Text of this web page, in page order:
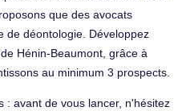
que des avocats
de déontologie. Développez
Hénin-Beaumont, grâce à
au minimum 3 prospects.
: avant de vous lancer, n'hésitez